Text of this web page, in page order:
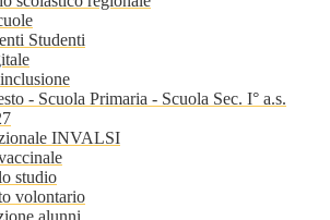
Studenti
- Scuola Primaria - Scuola Sec. I° a.s.
INVALSI
studio
volontario